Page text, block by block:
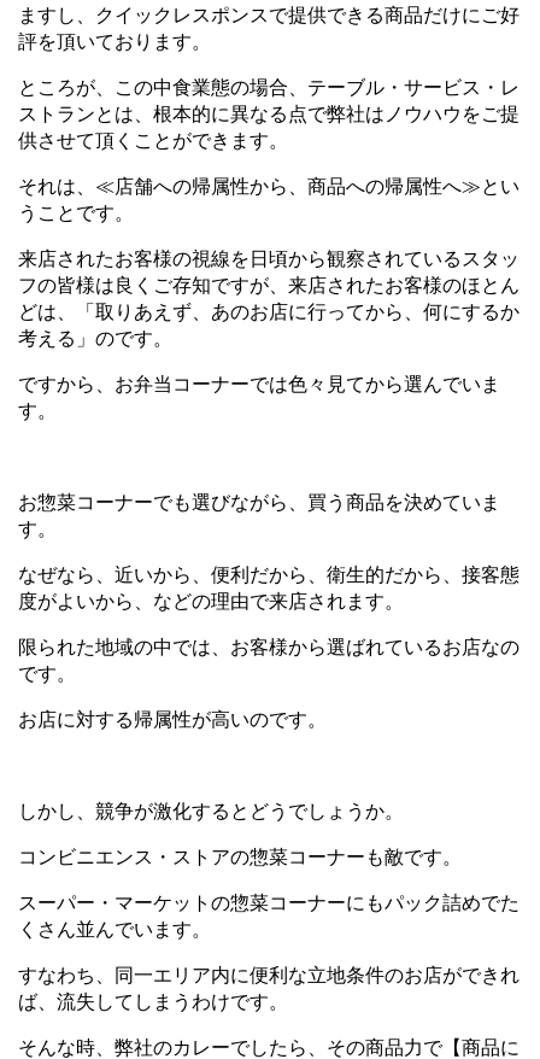
ますし、クイックレスポンスで提供できる商品だけにご好
評を頂いております。
ところが、この中食業態の場合、テーブル・サービス・レ
ストランとは、根本的に異なる点で弊社はノウハウをご提
供させて頂くことができます。
それは、≪店舗への帰属性から、商品への帰属性へ≫とい
うことです。
来店されたお客様の視線を日頃から観察されているスタッ
フの皆様は良くご存知ですが、来店されたお客様のほとん
どは、「取りあえず、あのお店に行ってから、何にするか
考える」のです。
ですから、お弁当コーナーでは色々見てから選んでいま
す。
お惣菜コーナーでも選びながら、買う商品を決めていま
す。
なぜなら、近いから、便利だから、衛生的だから、接客態
度がよいから、などの理由で来店されます。
限られた地域の中では、お客様から選ばれているお店なの
です。
お店に対する帰属性が高いのです。
しかし、競争が激化するとどうでしょうか。
コンビニエンス・ストアの惣菜コーナーも敵です。
スーパー・マーケットの惣菜コーナーにもパック詰めでた
くさん並んでいます。
すなわち、同一エリア内に便利な立地条件のお店ができれ
ば、流失してしまうわけです。
そんな時、弊社のカレーでしたら、その商品力で【商品に